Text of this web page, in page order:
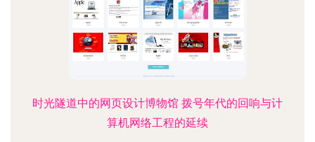
时光隧道中的网页设计博物馆 拨号年代的回响与计
算机网络工程的延续